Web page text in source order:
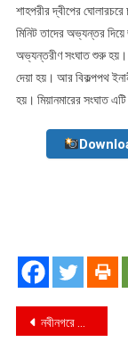
শাহপরীর দ্বীপের ঘোলারচরে
মিনিট তাদের অভ্যন্তর
অভ্যন্তরীণ সংঘাত শুরু হয়।
দেয়া হয়। আর বিকল্পপথ
হয়। মিয়ানমারের সংঘাত
Post
নবীনগরে ছাত্রী ধর্ষণ চেষ্টার অভিযোগে শিক্ষক কারাগারে !